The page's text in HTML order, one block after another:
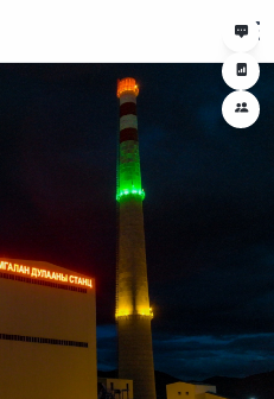
станц ТӨХК
2014 онд “Салбарын
байсан бол Амгалан Дулааны
өргөтгөх төсөл хэрэгжсэнээр
хугацаанд салбарын шилдэг бүтээн